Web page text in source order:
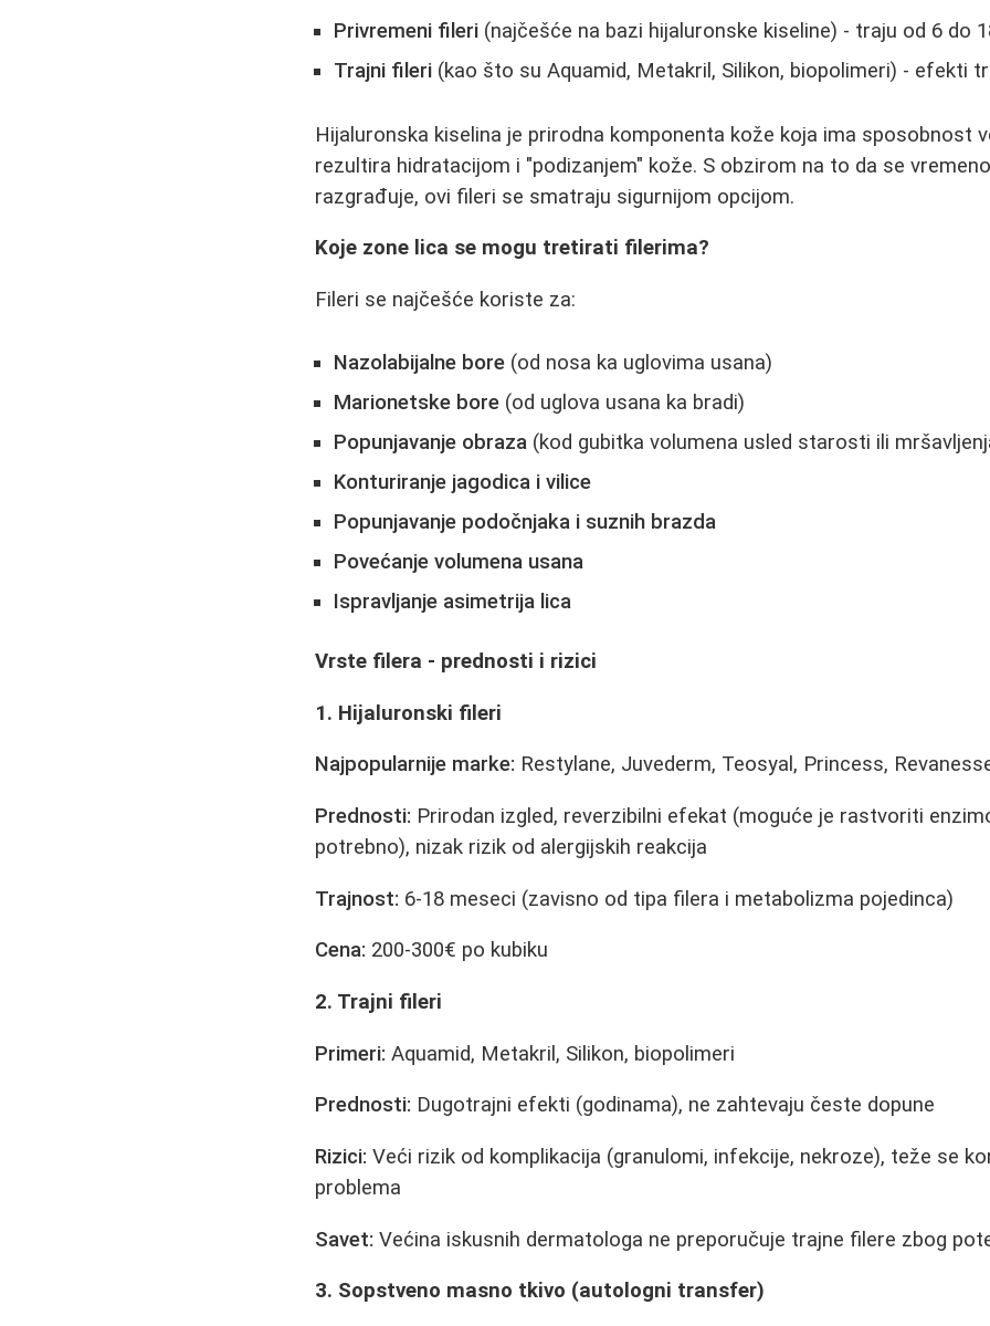
Privremeni fileri (najčešće na bazi hijaluronske kiseline) - traju od 6 do
Trajni fileri (kao što su Aquamid, Metakril, Silikon, biopolimeri) - efekti
Hijaluronska kiselina je prirodna komponenta kože koja ima sposobnost
rezultira hidratacijom i "podizanjem" kože. S obzirom na to da se
razgrađuje, ovi fileri se smatraju sigurnijom opcijom.
Koje zone lica se mogu tretirati filerima?
Fileri se najčešće koriste za:
Nazolabijalne bore (od nosa ka uglovima usana)
Marionetske bore (od uglova usana ka bradi)
Popunjavanje obraza (kod gubitka volumena usled starosti ili
Konturiranje jagodica i vilice
Popunjavanje podočnjaka i suznih brazda
Povećanje volumena usana
Ispravljanje asimetrija lica
Vrste filera - prednosti i rizici
1. Hijaluronski fileri
Najpopularnije marke: Restylane, Juvederm, Teosyal, Princess,
Prednosti: Prirodan izgled, reverzibilni efekat (moguće je rastvoriti
potrebno), nizak rizik od alergijskih reakcija
Trajnost: 6-18 meseci (zavisno od tipa filera i metabolizma pojedinca)
Cena: 200-300€ po kubiku
2. Trajni fileri
Primeri: Aquamid, Metakril, Silikon, biopolimeri
Prednosti: Dugotrajni efekti (godinama), ne zahtevaju česte dopune
Rizici: Veći rizik od komplikacija (granulomi, infekcije, nekroze), teže se
problema
Savet: Većina iskusnih dermatologa ne preporučuje trajne filere zbog
3. Sopstveno masno tkivo (autologni transfer)